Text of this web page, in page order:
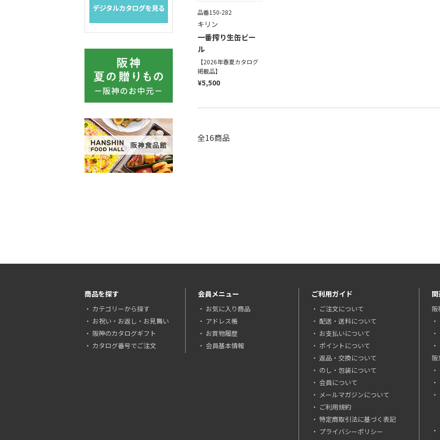
品番150-282
キリン
一番搾り生缶ビー
ル
【2026年春夏カタログ
掲載品】
¥5,500
全16商品
商品を探す
カテゴリーから探す
お祝い・お返し・お見舞い
阪神のカタログギフト
カタログ番号でご注文
会員メニュー
お気に入り商品
アドレス帳
お買物履歴
会員基本情報
ご利用ガイド
ご注文について
配送・送料について
お支払いについて
ポイントについて
返品・交換について
のし・包装について
会員について
メールマガジンについて
ご利用規約
特定商取引法に基づく表記
プライバシーポリシー
阪
阪